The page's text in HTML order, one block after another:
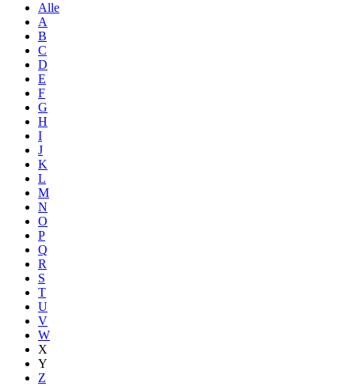
Alle
A
B
C
D
E
F
G
H
I
J
K
L
M
N
O
P
Q
R
S
T
U
V
W
X
Y
Z